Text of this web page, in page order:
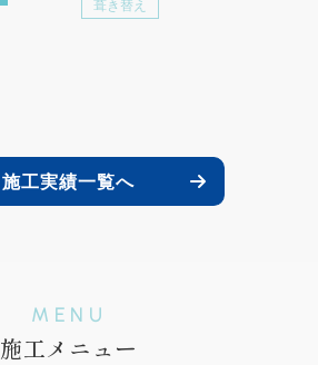
葺き替え
施工実績一覧へ
MENU
施工メニュー